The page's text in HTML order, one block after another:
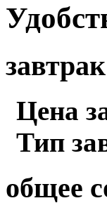
завтрак
Цена
Тип
общее